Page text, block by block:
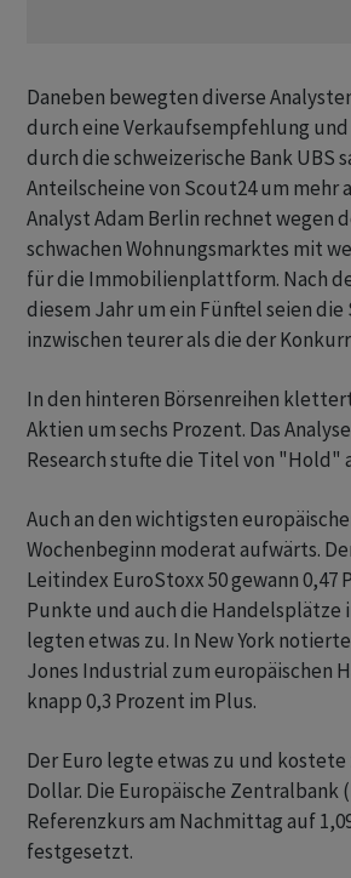
Daneben bewegten diverse
durch eine Verkaufsempfehlung
durch die schweizerische Bank UBS
Anteilscheine von Scout24 um mehr
Analyst Adam Berlin rechnet wegen
schwachen Wohnungsmarktes mit
für die Immobilienplattform. Nach
diesem Jahr um ein Fünftel seien
inzwischen teurer als die der
In den hinteren Börsenreihen
Aktien um sechs Prozent. Das
Research stufte die Titel von "Hold"
Auch an den wichtigsten
Wochenbeginn moderat aufwärts.
Leitindex EuroStoxx 50 gewann 0,47
Punkte und auch die Handelsplätze
legten etwas zu. In New York
Jones Industrial zum europäischen
knapp 0,3 Prozent im Plus.
Der Euro legte etwas zu und
Dollar. Die Europäische Zentralbank
Referenzkurs am Nachmittag auf
festgesetzt.